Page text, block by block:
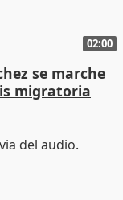
02:00
se marche
migratoria